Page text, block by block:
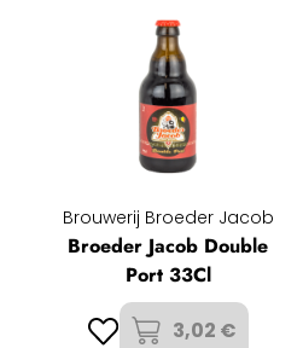
Brouwerij Broeder Jacob
Broeder Jacob Double
Port 33Cl
3,02 €